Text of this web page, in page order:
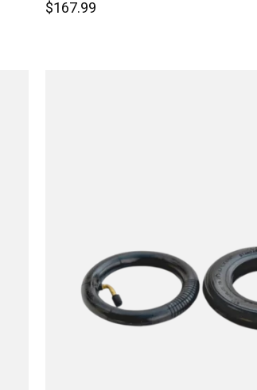
$167.99